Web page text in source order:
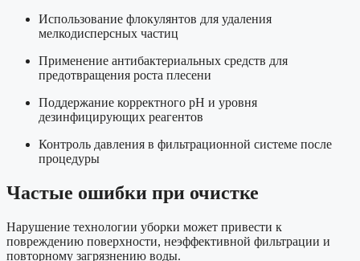
Использование флокулянтов для удаления
мелкодисперсных частиц
Применение антибактериальных средств для
предотвращения роста плесени
Поддержание корректного pH и уровня
дезинфицирующих реагентов
Контроль давления в фильтрационной системе после
процедуры
Частые ошибки при очистке
Нарушение технологии уборки может привести к
повреждению поверхности, неэффективной фильтрации и
повторному загрязнению воды.